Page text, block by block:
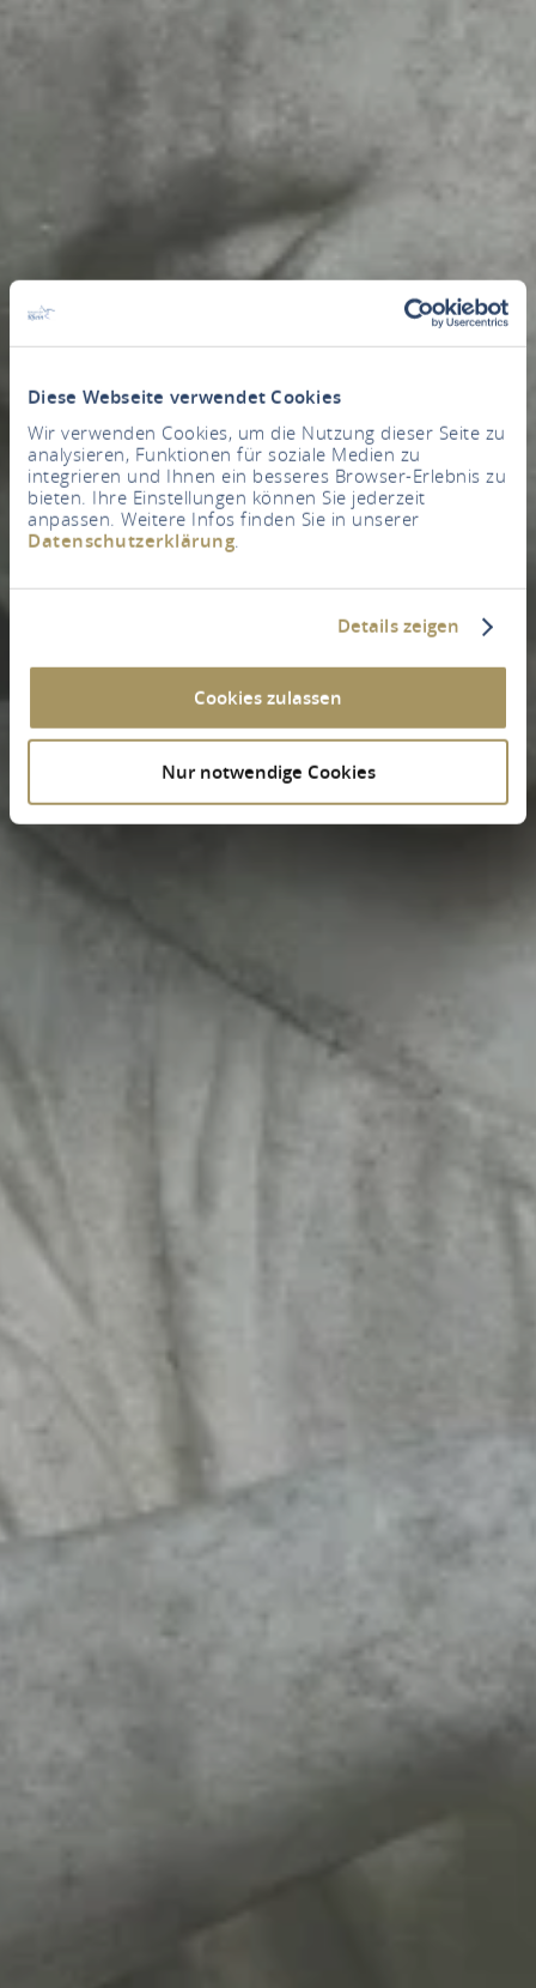
Diese Webseite verwendet Cookies
Wir verwenden Cookies, um die Nutzung dieser Seite zu
analysieren, Funktionen für soziale Medien zu
integrieren und Ihnen ein besseres Browser-Erlebnis zu
bieten. Ihre Einstellungen können Sie jederzeit
anpassen. Weitere Infos finden Sie in unserer
Datenschutzerklärung.
Details zeigen
Cookies zulassen
Nur notwendige Cookies